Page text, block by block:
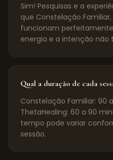
Sim! Pesquisas e a
que Constelação Familiar,
funcionam
energia e a intenção
Qual a duração de cada
Constelação Familiar: 90
ThetaHealing: 60 a 90
tempo pode variar
sessão.